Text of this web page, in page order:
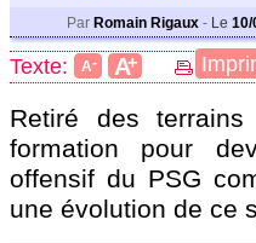
Par Romain Rigaux - Le 10/
Texte: A- A+
Retiré des
formation pour
offensif du PSG
une évolution de ce